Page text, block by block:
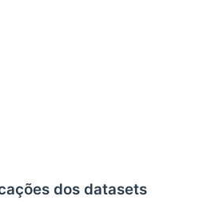
dos datasets